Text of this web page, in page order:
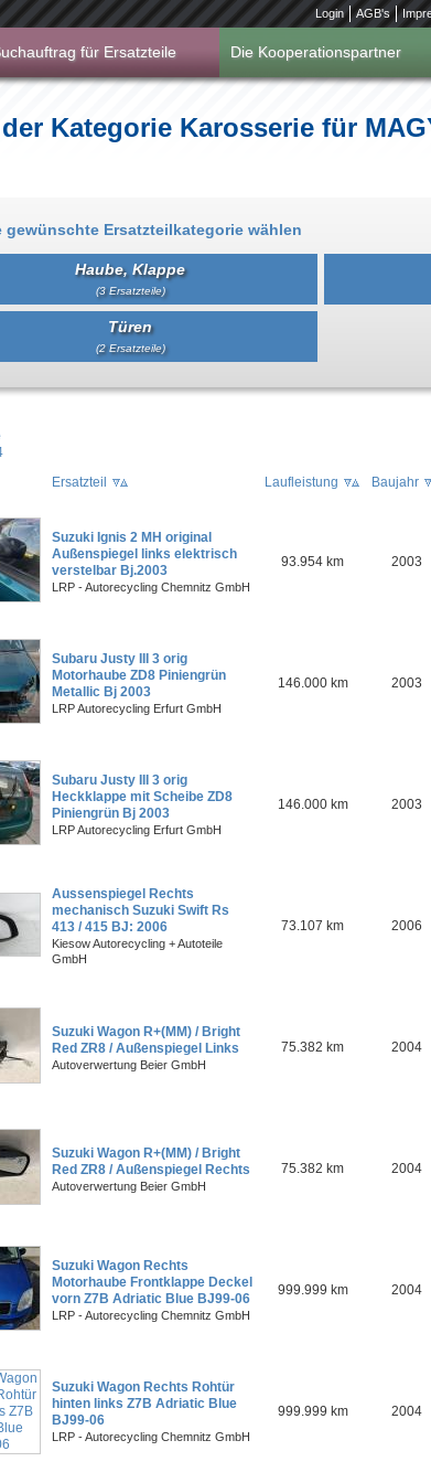
Login AGB's
für Ersatzteile Die Kooperationspartner
Kategorie Karosserie für
gewünschte Ersatzteilkategorie wählen
Haube, Klappe
(3 Ersatzteile)
Türen
(2 Ersatzteile)
Ersatzteil
Laufleistung Baujahr
Suzuki Ignis 2 MH original
Außenspiegel links elektrisch
verstelbar Bj.2003
LRP - Autorecycling Chemnitz GmbH
93.954 km 2003
Subaru Justy III 3 orig
Motorhaube ZD8 Piniengrün
Metallic Bj 2003
LRP Autorecycling Erfurt GmbH
146.000 km 2003
Subaru Justy III 3 orig
Heckklappe mit Scheibe ZD8
Piniengrün Bj 2003
LRP Autorecycling Erfurt GmbH
146.000 km 2003
Aussenspiegel Rechts
mechanisch Suzuki Swift Rs
413 / 415 BJ: 2006
Kiesow Autorecycling + Autoteile
GmbH
73.107 km 2006
Suzuki Wagon R+(MM) / Bright
Red ZR8 / Außenspiegel Links
Autoverwertung Beier GmbH
75.382 km 2004
Suzuki Wagon R+(MM) / Bright
Red ZR8 / Außenspiegel Rechts
Autoverwertung Beier GmbH
75.382 km 2004
Suzuki Wagon Rechts
Motorhaube Frontklappe Deckel
vorn Z7B Adriatic Blue BJ99-06
LRP - Autorecycling Chemnitz GmbH
999.999 km 2004
Suzuki Wagon Rechts Rohtür
hinten links Z7B Adriatic Blue
BJ99-06
LRP - Autorecycling Chemnitz GmbH
999.999 km 2004